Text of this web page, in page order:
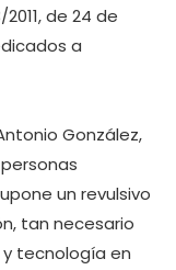
de 24 de
a
González,
un revulsivo
tan necesario
tecnología en